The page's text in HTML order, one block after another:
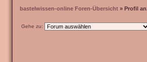
bastelwissen-online Foren-Übersicht » Profil
Gehe zu: